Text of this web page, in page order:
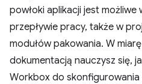
powłoki aplikacji jest możliwe
przepływie pracy, także w
modułów pakowania. W
dokumentacją nauczysz się,
Workbox do skonfigurowania